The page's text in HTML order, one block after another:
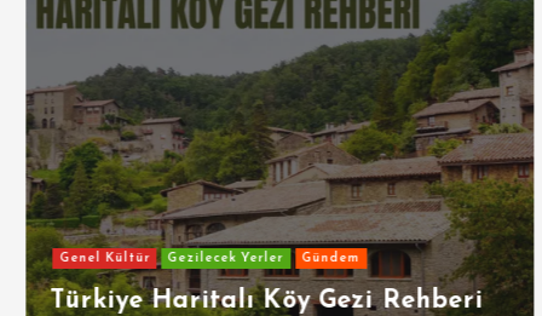
Genel Kültür Gezilecek Yerler Gündem
Türkiye Haritalı Köy Gezi Rehberi